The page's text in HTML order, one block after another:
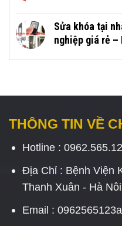
Sửa khóa tại
nghiệp giá rẻ –
THÔNG TIN VỀ
Hotline :
Địa Chỉ : Bệnh Viện
Thanh Xuân - Hà
Email :